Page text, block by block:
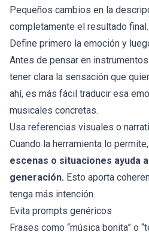
Pequeños cambios en la
completamente el resultado final.
Define primero la emoción y
Antes de pensar en
tener clara la sensación que
ahí, es más fácil traducir esa
musicales concretas.
Usa referencias visuales o
Cuando la herramienta lo permite,
escenas o situaciones ayuda
generación. Esto aporta
tenga más intención.
Evita prompts genéricos
Frases como “música bonita” o